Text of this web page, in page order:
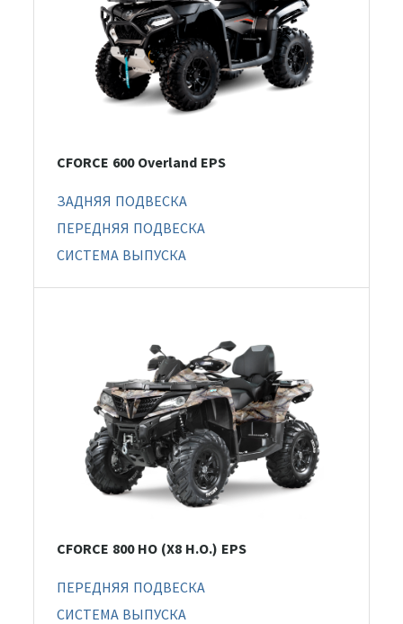
CFORCE 600 Overland EPS
ЗАДНЯЯ ПОДВЕСКА
ПЕРЕДНЯЯ ПОДВЕСКА
СИСТЕМА ВЫПУСКА
CFORCE 800 HO (X8 H.O.) EPS
ПЕРЕДНЯЯ ПОДВЕСКА
СИСТЕМА ВЫПУСКА